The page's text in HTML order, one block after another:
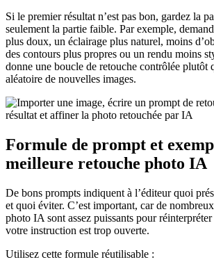
Si le premier résultat n’est pas bon, gardez la
seulement la partie faible. Par exemple,
plus doux, un éclairage plus naturel, moins
des contours plus propres ou un rendu moins
donne une boucle de retouche contrôlée plutôt
aléatoire de nouvelles images.
Formule de prompt et
meilleure retouche photo IA
De bons prompts indiquent à l’éditeur quoi
et quoi éviter. C’est important, car de
photo IA sont assez puissants pour réinterpréter
votre instruction est trop ouverte.
Utilisez cette formule réutilisable :